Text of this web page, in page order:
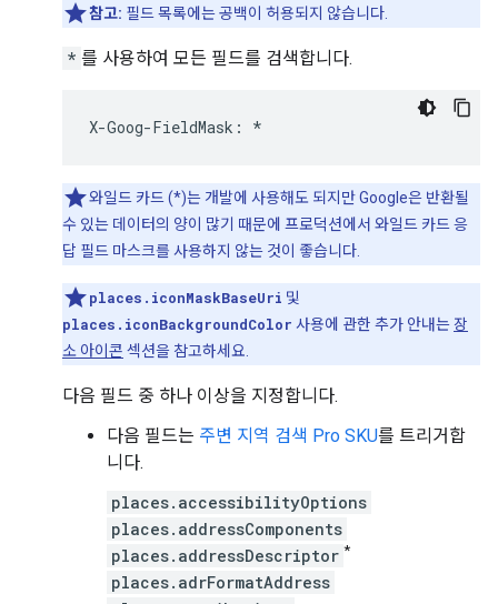
참고: 필드 목록에는 공백이 허용되지 않습니다.
* 를 사용하여 모든 필드를 검색합니다.
X-Goog-FieldMask : *
와일드 카드 (*)는 개발에 사용해도 되지만 Google은 반환될
수 있는 데이터의 양이 많기 때문에 프로덕션에서 와일드 카드 응
답 필드 마스크를 사용하지 않는 것이 좋습니다.
places.iconMaskBaseUri 및
places.iconBackgroundColor 사용에 관한 추가 안내는장
소 아이콘 섹션을 참고하세요.
다음 필드 중 하나 이상을 지정합니다.
다음 필드는 주변 지역 검색 Pro SKU를 트리거합
니다.
places.accessibilityOptions
places.addressComponents
places.addressDescriptor *
places.adrFormatAddress